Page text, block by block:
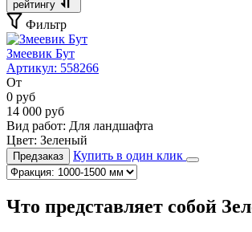
рейтингу
Фильтр
Змеевик Бут
Артикул: 558266
От
0 руб
14 000 руб
Вид работ: Для ландшафта
Цвет: Зеленый
Предзаказ Купить в один клик
Что представляет собой